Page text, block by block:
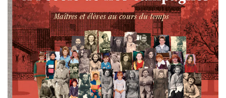
Administration
Partenaires
Enquêtes
Contact